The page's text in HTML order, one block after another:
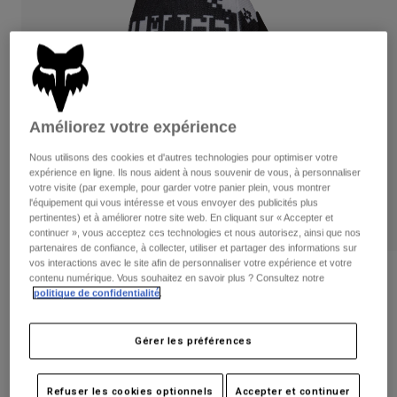
Pantalons
Shorts
Vestes
Gants
Protections
Masques
Chaussettes
Accessoires
Pantalons
Gants
Protections
Masques
Chaussettes
Sacs et accessoires
Pièces de rechange
Chemises
Voir tout
Femme
T-shirts et tops
Sweats et Pulls
Vestes
Pantalons
Chemises
Enfants
Masques
Chaussettes
Voir tout
Moto
Casques
Maillots
Pantalons
Bottes
Protections
Masques
Avis
Price reduced from
29,99 €to19,49 € 35% OFF
Améliorez votre expérience
Nous utilisons des cookies et d'autres technologies pour optimiser votre
expérience en ligne. Ils nous aident à nous souvenir de vous, à personnaliser
votre visite (par exemple, pour garder votre panier plein, vous montrer
l'équipement qui vous intéresse et vous envoyer des publicités plus
pertinentes) et à améliorer notre site web. En cliquant sur « Accepter et
continuer », vous acceptez ces technologies et nous autorisez, ainsi que nos
partenaires de confiance, à collecter, utiliser et partager des informations sur
vos interactions avec le site afin de personnaliser votre expérience et votre
contenu numérique. Vous souhaitez en savoir plus ? Consultez notre
politique de confidentialité.
Gérer les préférences
Refuser les cookies optionnels Accepter et continuer